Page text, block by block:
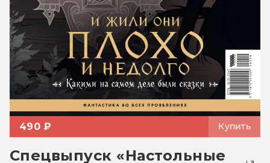
490 ₽ Купить
Спецвыпуск «Настольные